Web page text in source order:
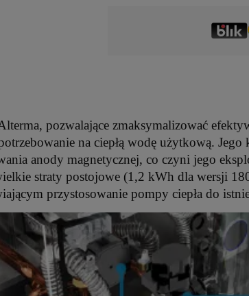
pozwalające zmaksymalizować
na ciepłą wodę użytkową.
anody magnetycznej, co czyni jego
straty postojowe (1,2 kWh dla wersji
przystosowanie pompy ciepła do